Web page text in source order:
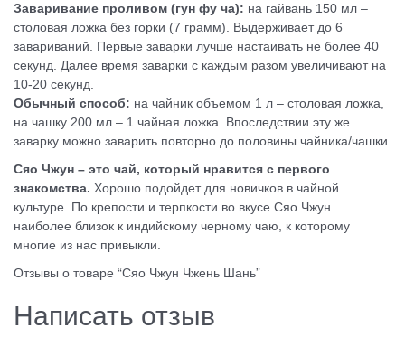
Заваривание проливом (гун фу ча): на гайвань 150 мл –
столовая ложка без горки (7 грамм). Выдерживает до 6
завариваний. Первые заварки лучше настаивать не более 40
секунд. Далее время заварки с каждым разом увеличивают на
10-20 секунд.
Обычный способ: на чайник объемом 1 л – столовая ложка,
на чашку 200 мл – 1 чайная ложка. Впоследствии эту же
заварку можно заварить повторно до половины чайника/чашки.
Сяо Чжун – это чай, который нравится с первого
знакомства. Хорошо подойдет для новичков в чайной
культуре. По крепости и терпкости во вкусе Сяо Чжун
наиболее близок к индийскому черному чаю, к которому
многие из нас привыкли.
Отзывы о товаре “Сяо Чжун Чжень Шань”
Написать отзыв